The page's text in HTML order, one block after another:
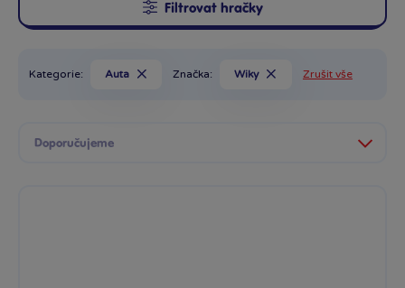
Filtrovat hračky
Kategorie: Auta Značka: Wiky Zrušit vše